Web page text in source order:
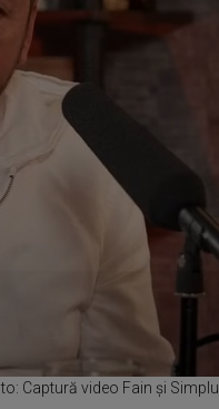
Captură video Fain și Simplu